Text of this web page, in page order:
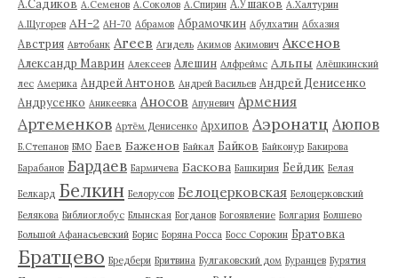
А.Садиков А.Семенов А.Соколов А.Спирин А.Ушаков А.Халтурин
А.Щугорев АН-2 АН-70 Абрамов Абрамочкин Абулхатин Абхазия
Австрия Автобанк Агеев Агидель Акимов Акимович Аксенов
Александр Маврин Алексеев Алешин Алфреймс Альпы Алёшкинский
лес Америка Андрей Антонов Андрей Васильев Андрей Денисенко
Андрусенко Аникеевка Аносов Апуневич Армения
Артеменков Артём Денисенко Архипов Аэронатц Аюпов
Б.Степанов БМО Баев Баженов Байкал Байков Байконур Бакирова
Барабанов Бардаев Бармичева Баскова Башкирия Бейдик Белая
Белкард Белкин Белорусов Белоцерковская Белоцерковский
Белякова Библиоглобус Блынская Богданов Богоявление Болгария Болшево
Большой Афанасьевский Борис Боряна Росса Босс Сорокин Братовка
Братцево Бредбери Бритвина Булгаковский дом Буранцев Бурятия